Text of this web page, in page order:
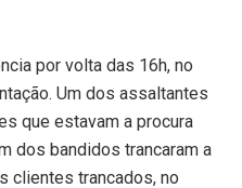
por volta das 16h, no
Um dos assaltantes
que estavam a procura
dos bandidos trancaram a
clientes trancados, no